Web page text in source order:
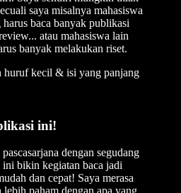
saya misalnya mahasiswa
baca banyak publikasi
atau mahasiswa lain
banyak melakukan riset.
huruf kecil & isi yang panjang
ini!
dengan segudang
bikin kegiatan baca jadi
dan cepat! Saya merasa